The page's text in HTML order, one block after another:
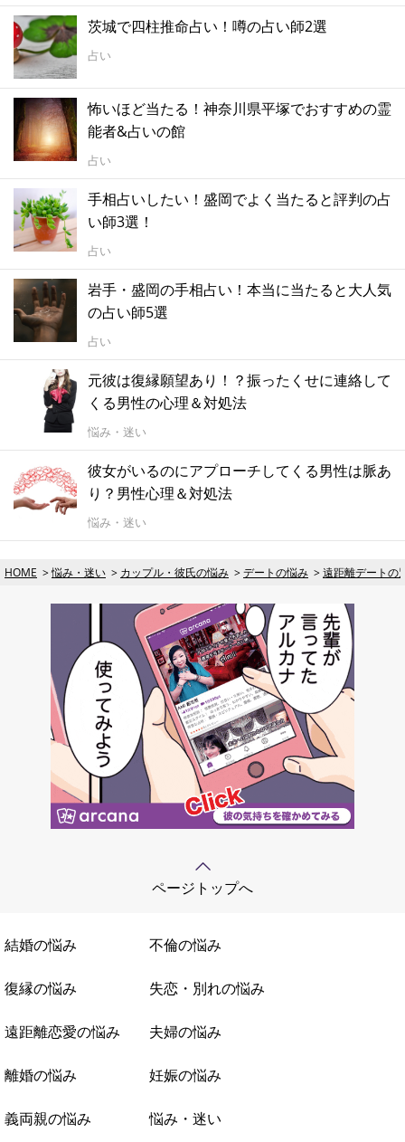
茨城で四柱推命占い！噂の占い師2選
占い
怖いほど当たる！神奈川県平塚でおすすめの霊
能者&占いの館
占い
手相占いしたい！盛岡でよく当たると評判の占
い師3選！
占い
岩手・盛岡の手相占い！本当に当たると大人気
の占い師5選
占い
元彼は復縁願望あり！？振ったくせに連絡して
くる男性の心理＆対処法
悩み・迷い
彼女がいるのにアプローチしてくる男性は脈あ
り？男性心理＆対処法
悩み・迷い
HOME 悩み・迷い カップル・彼氏の悩み デートの悩み 遠距離デートの
ページトップへ
結婚の悩み 不倫の悩み
復縁の悩み 失恋・別れの悩み
遠距離恋愛の悩み 夫婦の悩み
離婚の悩み 妊娠の悩み
義両親の悩み 悩み・迷い